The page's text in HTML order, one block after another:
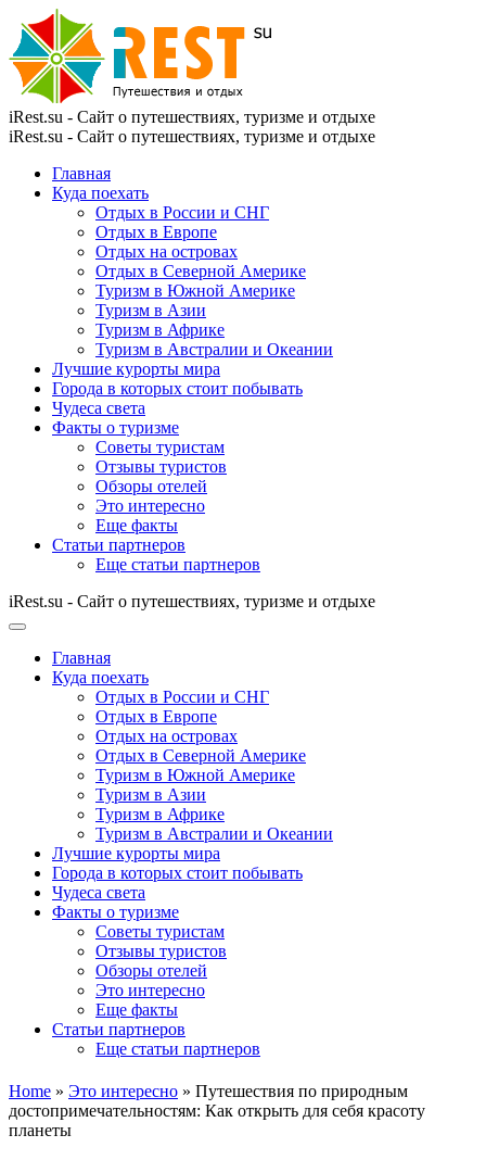
iRest.su - Сайт о путешествиях, туризме и отдыхе
iRest.su - Сайт о путешествиях, туризме и отдыхе
Главная
Куда поехать
Отдых в России и СНГ
Отдых в Европе
Отдых на островах
Отдых в Северной Америке
Туризм в Южной Америке
Туризм в Азии
Туризм в Африке
Туризм в Австралии и Океании
Лучшие курорты мира
Города в которых стоит побывать
Чудеса света
Факты о туризме
Советы туристам
Отзывы туристов
Обзоры отелей
Это интересно
Еще факты
Статьи партнеров
Еще статьи партнеров
iRest.su - Сайт о путешествиях, туризме и отдыхе
Главная
Куда поехать
Отдых в России и СНГ
Отдых в Европе
Отдых на островах
Отдых в Северной Америке
Туризм в Южной Америке
Туризм в Азии
Туризм в Африке
Туризм в Австралии и Океании
Лучшие курорты мира
Города в которых стоит побывать
Чудеса света
Факты о туризме
Советы туристам
Отзывы туристов
Обзоры отелей
Это интересно
Еще факты
Статьи партнеров
Еще статьи партнеров
Home » Это интересно » Путешествия по природным
достопримечательностям: Как открыть для себя красоту
планеты